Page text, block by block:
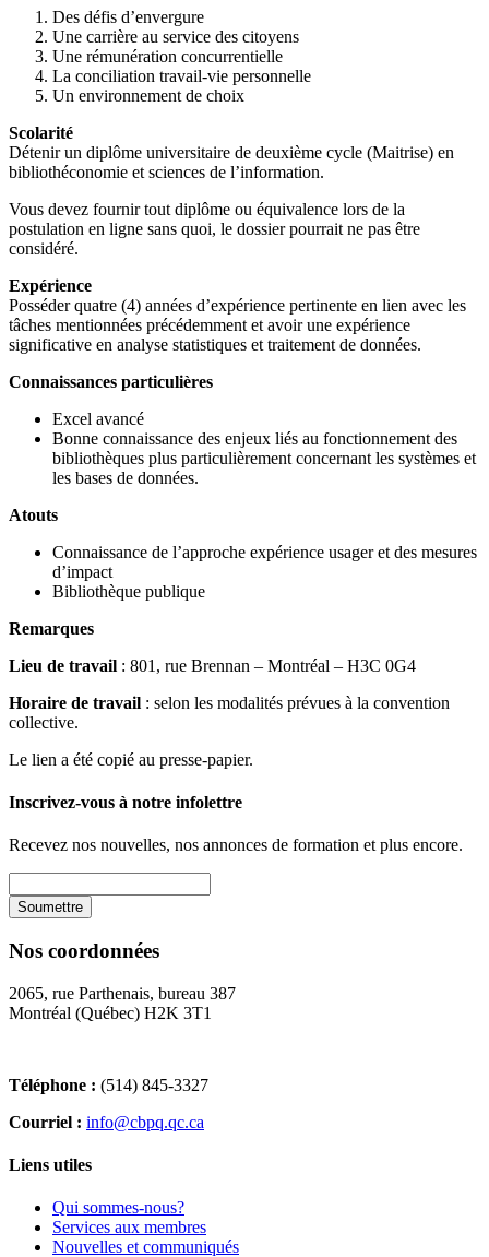
Des défis d’envergure
Une carrière au service des citoyens
Une rémunération concurrentielle
La conciliation travail-vie personnelle
Un environnement de choix
Scolarité
Détenir un diplôme universitaire de deuxième cycle (Maitrise) en
bibliothéconomie et sciences de l’information.
Vous devez fournir tout diplôme ou équivalence lors de la
postulation en ligne sans quoi, le dossier pourrait ne pas être
considéré.
Expérience
Posséder quatre (4) années d’expérience pertinente en lien avec les
tâches mentionnées précédemment et avoir une expérience
significative en analyse statistiques et traitement de données.
Connaissances particulières
Excel avancé
Bonne connaissance des enjeux liés au fonctionnement des
bibliothèques plus particulièrement concernant les systèmes et
les bases de données.
Atouts
Connaissance de l’approche expérience usager et des mesures
d’impact
Bibliothèque publique
Remarques
Lieu de travail : 801, rue Brennan – Montréal – H3C 0G4
Horaire de travail : selon les modalités prévues à la convention
collective.
Le lien a été copié au presse-papier.
Inscrivez-vous à notre infolettre
Recevez nos nouvelles, nos annonces de formation et plus encore.
Nos coordonnées
2065, rue Parthenais, bureau 387
Montréal (Québec) H2K 3T1
Téléphone : (514) 845-3327
Courriel : info@cbpq.qc.ca
Liens utiles
Qui sommes-nous?
Services aux membres
Nouvelles et communiqués